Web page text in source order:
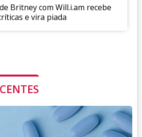
Britney com Will.i.am recebe
e vira piada